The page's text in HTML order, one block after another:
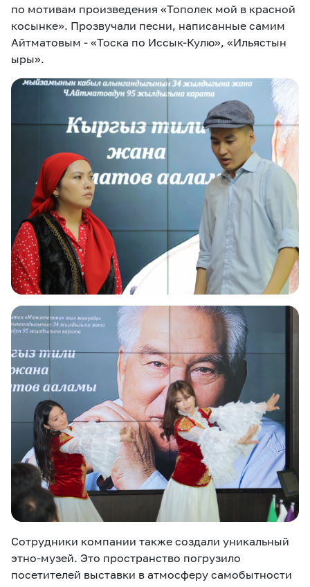
по мотивам произведения «Тополек мой в красной
косынке». Прозвучали песни, написанные самим
Айтматовым - «Тоска по Иссык-Кулю», «Ильястын
ыры».
Сотрудники компании также создали уникальный
этно-музей. Это пространство погрузило
посетителей выставки в атмосферу самобытности